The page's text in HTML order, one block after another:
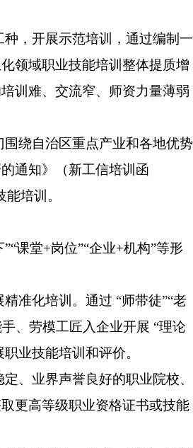
，开展示范培训，通过编制一
领域职业技能培训整体提质增
训难、交流窄、师资力量薄弱
绕自治区重点产业和各地优势
通知》（新工信培训函
培训。
”“课堂+岗位”“企业+机构”等形
准化培训。通过 “师带徒”“老
、劳模工匠入企业开展 “理论
业技能培训和评价。
、业界声誉良好的职业院校、
更高等级职业资格证书或技能